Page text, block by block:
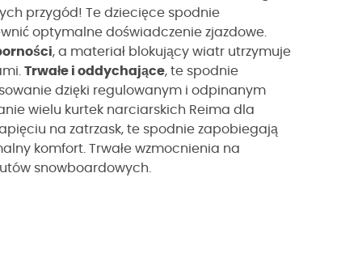
przygód! Te dziecięce spodnie
optymalne doświadczenie zjazdowe.
, a materiał blokujący wiatr utrzymuje
Trwałe i oddychające, te spodnie
dzięki regulowanym i odpinanym
wielu kurtek narciarskich Reima dla
na zatrzask, te spodnie zapobiegają
komfort. Trwałe wzmocnienia na
snowboardowych.